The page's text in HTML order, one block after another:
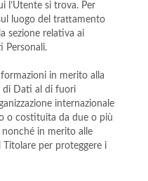
l’Utente si trova. Per
luogo del trattamento
sezione relativa ai
Personali.
in merito alla
di Dati al di fuori
internazionale
o costituita da due o più
nonché in merito alle
Titolare per proteggere i